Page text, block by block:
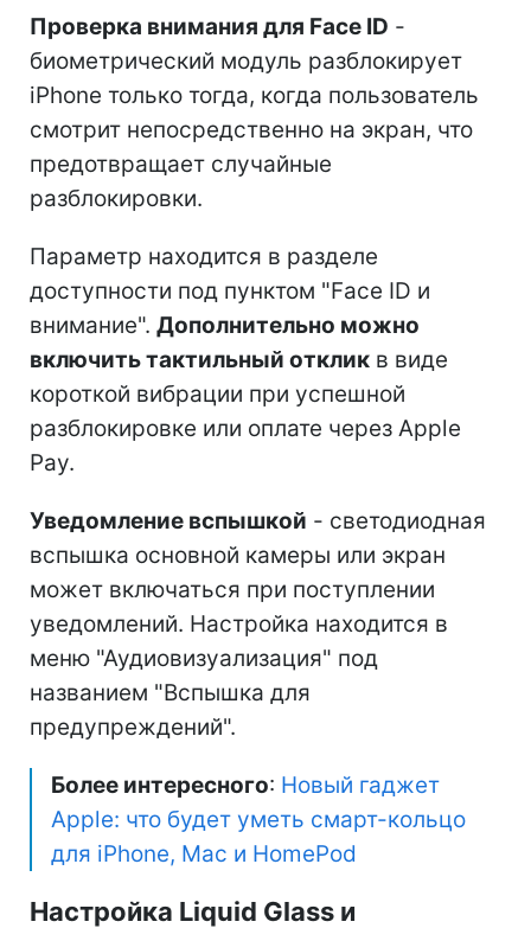
Проверка внимания для Face ID -
биометрический модуль разблокирует
iPhone только тогда, когда пользователь
смотрит непосредственно на экран, что
предотвращает случайные
разблокировки.
Параметр находится в разделе
доступности под пунктом "Face ID и
внимание". Дополнительно можно
включить тактильный отклик в виде
короткой вибрации при успешной
разблокировке или оплате через Apple
Pay.
Уведомление вспышкой - светодиодная
вспышка основной камеры или экран
может включаться при поступлении
уведомлений. Настройка находится в
меню "Аудиовизуализация" под
названием "Вспышка для
предупреждений".
Более интересного: Новый гаджет
Apple: что будет уметь смарт-кольцо
для iPhone, Mac и HomePod
Настройка Liquid Glass и